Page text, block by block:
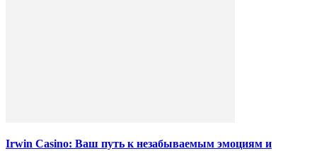
Irwin Casino: Ваш путь к незабываемым эмоциям и